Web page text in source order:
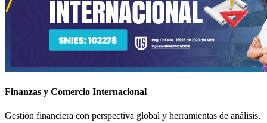
Finanzas y Comercio Internacional
Gestión financiera con perspectiva global y herramientas de análisis.